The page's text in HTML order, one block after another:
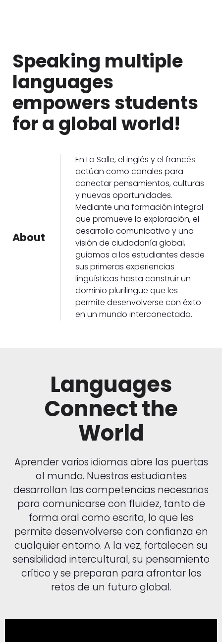
Speaking multiple
languages
empowers students
for a global world!
About
En La Salle, el inglés y el francés
actúan como canales para
conectar pensamientos, culturas
y nuevas oportunidades.
Mediante una formación integral
que promueve la exploración, el
desarrollo comunicativo y una
visión de ciudadanía global,
guiamos a los estudiantes desde
sus primeras experiencias
lingüísticas hasta construir un
dominio plurilingüe que les
permite desenvolverse con éxito
en un mundo interconectado.
Languages
Connect the
World
Aprender varios idiomas abre las puertas
al mundo. Nuestros estudiantes
desarrollan las competencias necesarias
para comunicarse con fluidez, tanto de
forma oral como escrita, lo que les
permite desenvolverse con confianza en
cualquier entorno. A la vez, fortalecen su
sensibilidad intercultural, su pensamiento
crítico y se preparan para afrontar los
retos de un futuro global.